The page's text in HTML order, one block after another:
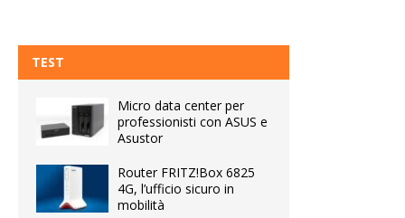
TEST
Micro data center per
professionisti con ASUS e
Asustor
Router FRITZ!Box 6825
4G, l’ufficio sicuro in
mobilità